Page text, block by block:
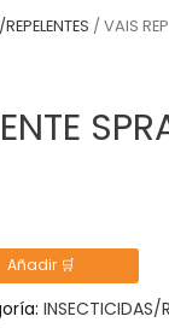
/ VAIS
Añadir 🛒
INSECTICIDAS/